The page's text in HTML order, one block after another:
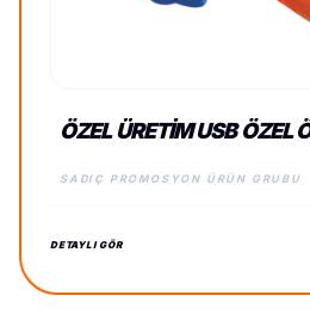
ÖZEL ÜRETIM USB ÖZEL
SADIÇ PROMOSYON ÜRÜN GRUBU
DETAYLI GÖR